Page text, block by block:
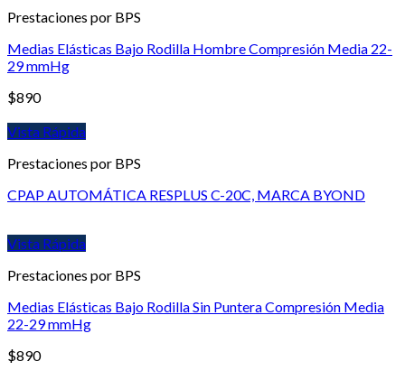
Prestaciones por BPS
Medias Elásticas Bajo Rodilla Hombre Compresión Media 22-
29 mmHg
$890
Vista Rápida
Prestaciones por BPS
CPAP AUTOMÁTICA RESPLUS C-20C, MARCA BYOND
Vista Rápida
Prestaciones por BPS
Medias Elásticas Bajo Rodilla Sin Puntera Compresión Media
22-29 mmHg
$890